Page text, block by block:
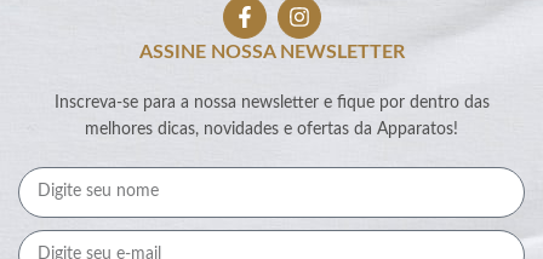
ASSINE NOSSA NEWSLETTER
Inscreva-se para a nossa newsletter e fique por dentro das
melhores dicas, novidades e ofertas da Apparatos!